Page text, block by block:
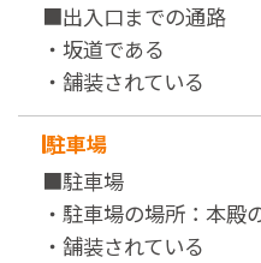
■出入口までの通路
・坂道である
・舗装されている
駐車場
■駐車場
・駐車場の場所：本
・舗装されている